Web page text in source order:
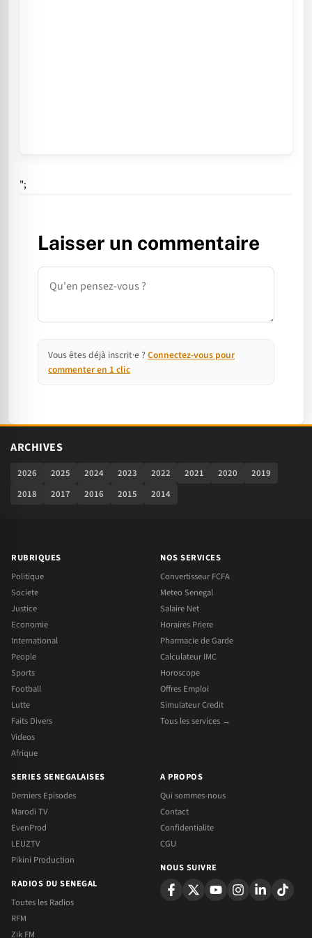
";
Laisser un commentaire
Commentaire
Vous êtes déjà inscrit·e ? Connectez-vous pour
commenter en 1 clic
ARCHIVES
2026 2025 2024 2023 2022 2021 2020
2019
2018
2017 2016 2015 2014
RUBRIQUES
Politique
Societe
Justice
Economie
International
People
Sports
Football
Lutte
Faits Divers
Videos
Afrique
NOS SERVICES
Convertisseur FCFA
Meteo Senegal
Salaire Net
Horaires Priere
Pharmacie de Garde
Calculateur IMC
Horoscope
Offres Emploi
Simulateur Credit
Tous les services →
SERIES SENEGALAISES
Derniers Episodes
Marodi TV
EvenProd
LEUZTV
Pikini Production
RADIOS DU SENEGAL
Toutes les Radios
RFM
Zik FM
A PROPOS
Qui sommes-nous
Contact
Confidentialite
CGU
NOUS SUIVRE